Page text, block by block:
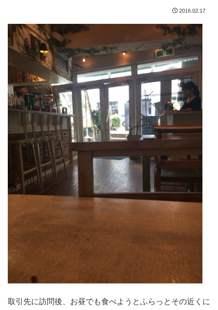
2016.02.17
取引先に訪問後、お昼でも食べようとふらっとその近くに